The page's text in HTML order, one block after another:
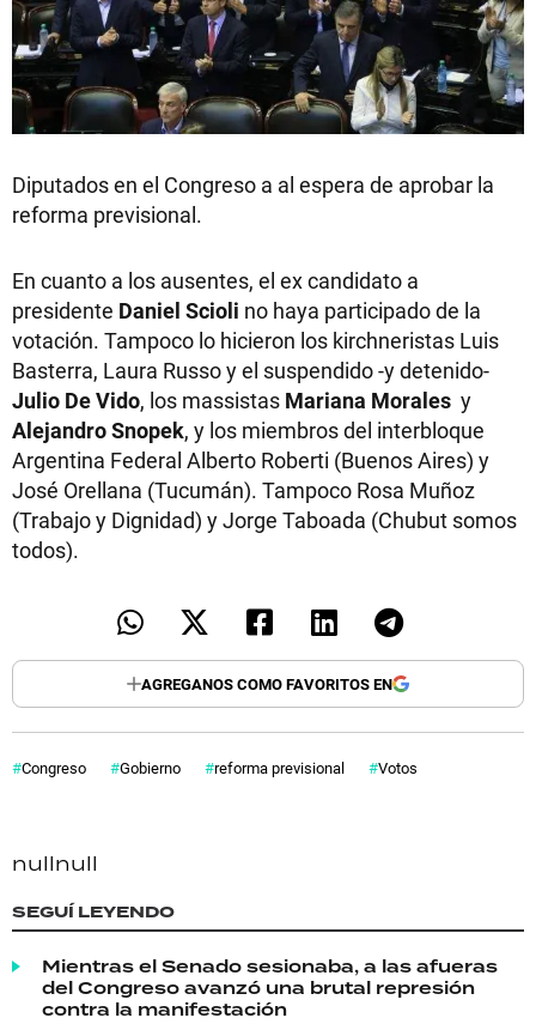
Diputados en el Congreso a al espera de aprobar la
reforma previsional.
En cuanto a los ausentes, el ex candidato a
presidente Daniel Scioli no haya participado de la
votación. Tampoco lo hicieron los kirchneristas Luis
Basterra, Laura Russo y el suspendido -y detenido-
Julio De Vido, los massistas Mariana Morales y
Alejandro Snopek, y los miembros del interbloque
Argentina Federal Alberto Roberti (Buenos Aires) y
José Orellana (Tucumán). Tampoco Rosa Muñoz
(Trabajo y Dignidad) y Jorge Taboada (Chubut somos
todos).
AGREGANOS COMO FAVORITOS EN
Congreso Gobierno reforma previsional Votos
nullnull
SEGUÍ LEYENDO
Mientras el Senado sesionaba, a las afueras
del Congreso avanzó una brutal represión
contra la manifestación